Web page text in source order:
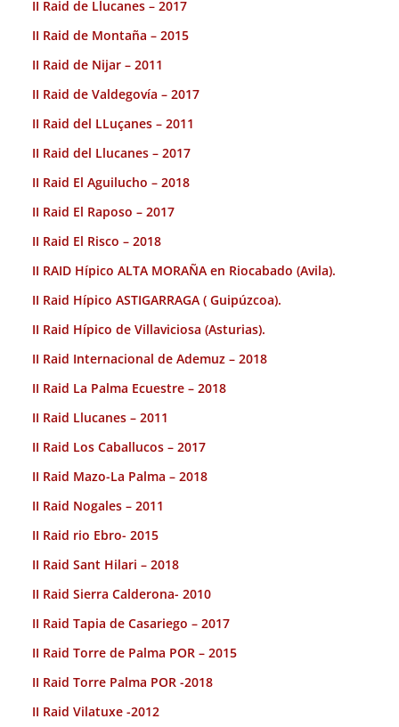
II Raid de Llucanes – 2017
II Raid de Montaña – 2015
II Raid de Nijar – 2011
II Raid de Valdegovía – 2017
II Raid del LLuçanes – 2011
II Raid del Llucanes – 2017
II Raid El Aguilucho – 2018
II Raid El Raposo – 2017
II Raid El Risco – 2018
II RAID Hípico ALTA MORAÑA en Riocabado (Avila).
II Raid Hípico ASTIGARRAGA ( Guipúzcoa).
II Raid Hípico de Villaviciosa (Asturias).
II Raid Internacional de Ademuz – 2018
II Raid La Palma Ecuestre – 2018
II Raid Llucanes – 2011
II Raid Los Caballucos – 2017
II Raid Mazo-La Palma – 2018
II Raid Nogales – 2011
II Raid rio Ebro- 2015
II Raid Sant Hilari – 2018
II Raid Sierra Calderona- 2010
II Raid Tapia de Casariego – 2017
II Raid Torre de Palma POR – 2015
II Raid Torre Palma POR -2018
II Raid Vilatuxe -2012